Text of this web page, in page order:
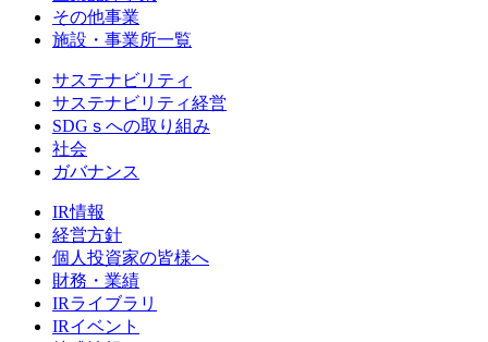
その他事業
施設・事業所一覧
サステナビリティ
サステナビリティ経営
SDGｓへの取り組み
社会
ガバナンス
IR情報
経営方針
個人投資家の皆様へ
財務・業績
IRライブラリ
IRイベント